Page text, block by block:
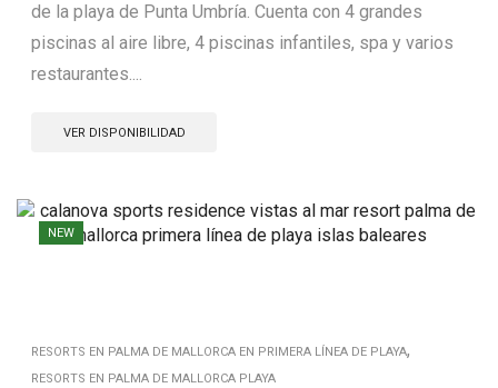
de la playa de Punta Umbría. Cuenta con 4 grandes
piscinas al aire libre, 4 piscinas infantiles, spa y varios
restaurantes....
VER DISPONIBILIDAD
NEW
RESORTS EN PALMA DE MALLORCA EN PRIMERA LÍNEA DE PLAYA,
RESORTS EN PALMA DE MALLORCA PLAYA